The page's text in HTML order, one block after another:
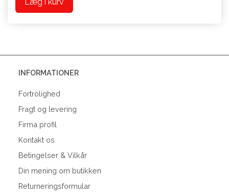
Læg i kurv
INFORMATIONER
Fortrolighed
Fragt og levering
Firma profil
Kontakt os
Betingelser & Vilkår
Din mening om butikken
Returneringsformular